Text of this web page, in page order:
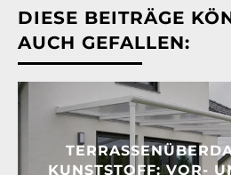
DIESE BEITRÄGE
AUCH GEFALLEN:
KUNSTSTOFF: VOR-